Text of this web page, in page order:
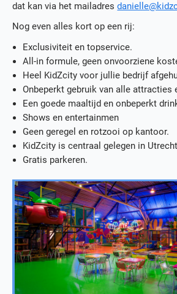
dat kan via het mailadres
Nog even alles kort op een rij:
Exclusiviteit en topservice.
All-in formule, geen onvoorziene
Heel KidZcity voor jullie bedrijf
Onbeperkt gebruik van alle attracties
Een goede maaltijd en onbeperkt
Shows en entertainmen
Geen geregel en rotzooi op kantoor.
KidZcity is centraal gelegen in
Gratis parkeren.